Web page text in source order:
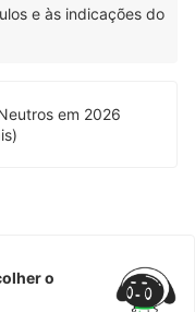
e às indicações do
em 2026
o